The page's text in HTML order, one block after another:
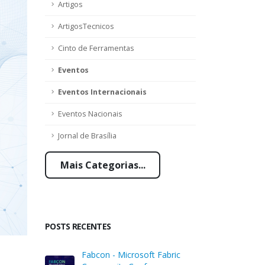
Artigos
ArtigosTecnicos
Cinto de Ferramentas
Eventos
Eventos Internacionais
Eventos Nacionais
Jornal de Brasília
Mais Categorias...
POSTS RECENTES
Fabcon - Microsoft Fabric